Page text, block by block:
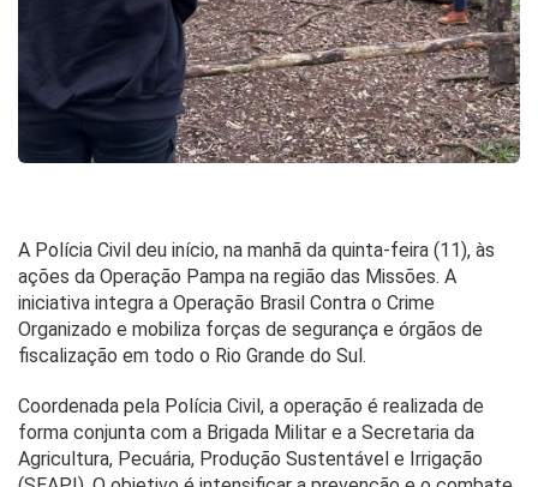
A Polícia Civil deu início, na manhã da quinta-feira (11), às
ações da Operação Pampa na região das Missões. A
iniciativa integra a Operação Brasil Contra o Crime
Organizado e mobiliza forças de segurança e órgãos de
fiscalização em todo o Rio Grande do Sul.
Coordenada pela Polícia Civil, a operação é realizada de
forma conjunta com a Brigada Militar e a Secretaria da
Agricultura, Pecuária, Produção Sustentável e Irrigação